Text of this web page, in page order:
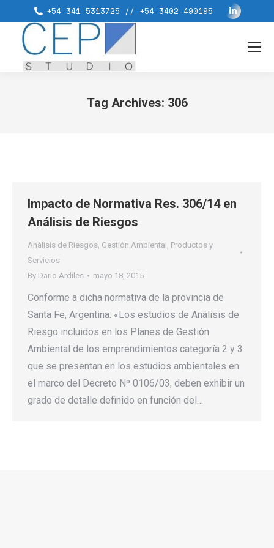
+54 341 5313725 // +54 3402-490195
Linkedin
page
opens
Tag Archives: 306
Impacto de Normativa Res. 306/14 en
Análisis de Riesgos
Análisis de Riesgos, Gestión Ambiental , Productos y
Servicios
By Dario Ardiles mayo 18, 2015
Conforme a dicha normativa de la provincia de
Santa Fe, Argentina: «Los estudios de Análisis de
Riesgo incluidos en los Planes de Gestión
Ambiental de los emprendimientos categoría 2 y 3
que se presentan en los estudios ambientales en
el marco del Decreto Nº 0106/03, deben exhibir un
grado de detalle definido en función del…